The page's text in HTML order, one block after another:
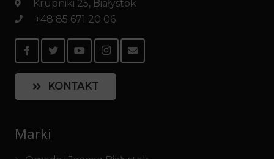
Krupniki 25, Białystok
+48 85 671 20 06
KONTAKT
Marki